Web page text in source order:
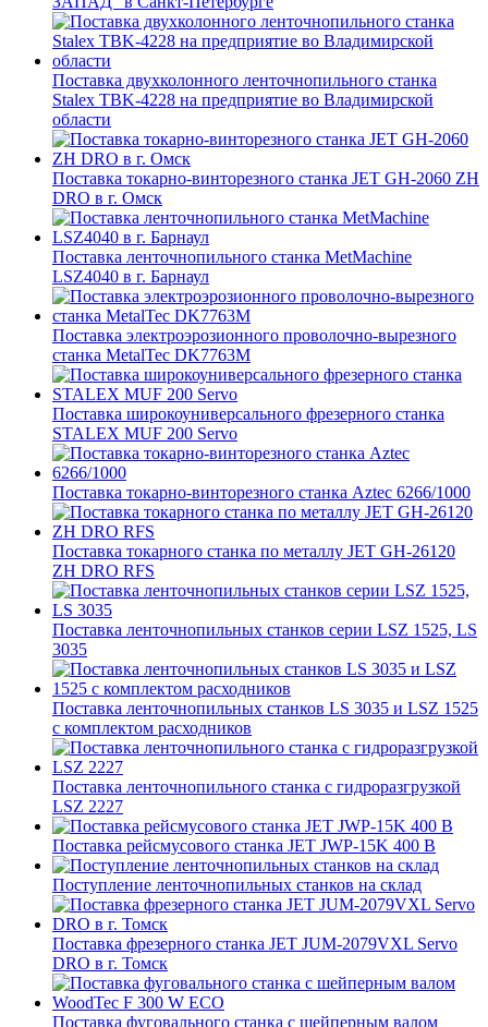
Поставка двухколонного ленточнопильного станка
Stalex TBK-4228 на предприятие во Владимирской
области
Поставка токарно-винторезного станка JET GH-2060 ZH
DRO в г. Омск
Поставка ленточнопильного станка MetMachine
LSZ4040 в г. Барнаул
Поставка электроэрозионного проволочно-вырезного
станка MetalTec DK7763M
Поставка широкоуниверсального фрезерного станка
STALEX MUF 200 Servo
Поставка токарно-винторезного станка Aztec 6266/1000
Поставка токарного станка по металлу JET GH-26120
ZH DRO RFS
Поставка ленточнопильных станков серии LSZ 1525, LS
3035
Поставка ленточнопильных станков LS 3035 и LSZ 1525
с комплектом расходников
Поставка ленточнопильного станка c гидроразгрузкой
LSZ 2227
Поставка рейсмусового станка JET JWP-15K 400 В
Поступление ленточнопильных станков на склад
Поставка фрезерного станка JET JUM-2079VXL Servo
DRO в г. Томск
Поставка фуговального станка с шейперным валом